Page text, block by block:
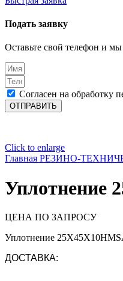
Подать заявку
Оставьте свой телефон и
Согласен на обработку
ОТПРАВИТЬ
Click to enlarge
Главная РЕЗИНО-
Уплотнение
ЦЕНА ПО ЗАПРОСУ
Уплотнение
ДОСТАВКА: